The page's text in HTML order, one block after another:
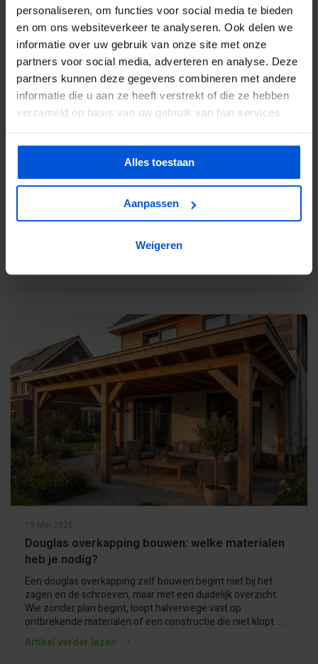
personaliseren, om functies voor social media te bieden
en om ons websiteverkeer te analyseren. Ook delen we
informatie over uw gebruik van onze site met onze
partners voor social media, adverteren en analyse. Deze
partners kunnen deze gegevens combineren met andere
informatie die u aan ze heeft verstrekt of die ze hebben
verzameld op basis van uw gebruik van hun services.
Alles toestaan
Aanpassen
Weigeren
Overkapping pakketten: wat heb je nodig?
Veel mensen zijn op zoek naar overkapping pakketten,
omdat ze in één keer klaar willen zijn. Logisch, want het lijkt
ervoor om zelf een overkapping samen te stelle...
19 Mei 2026
Douglas overkapping bouwen: welke materialen
heb je nodig?
Een douglas overkapping zelf bouwen begint niet bij het
zagen en de schroeven, maar met een duidelijk overzicht.
Wie zonder plan begint, loopt halverwege vast op
ontbrekende materialen of een constructie die niet klopt. ...
Artikel verder lezen